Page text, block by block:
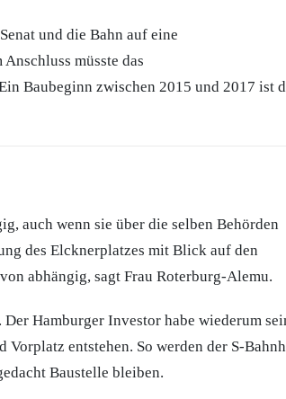
und die Bahn auf eine
müsste das
Baubeginn zwischen 2015 und 2017 ist
auch wenn sie über die selben Behörden
des Elcknerplatzes mit Blick auf den
abhängig, sagt Frau Roterburg-Alemu.
Hamburger Investor habe wiederum
Vorplatz entstehen. So werden der S-
Baustelle bleiben.